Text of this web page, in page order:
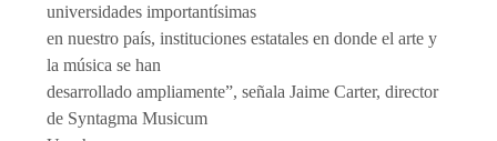
universidades importantísimas
en nuestro país, instituciones estatales en donde el arte y
la música se han
desarrollado ampliamente”, señala Jaime Carter, director
de Syntagma Musicum